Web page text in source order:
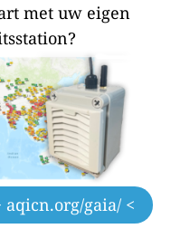
met uw eigen
aqicn.org/gaia/ <